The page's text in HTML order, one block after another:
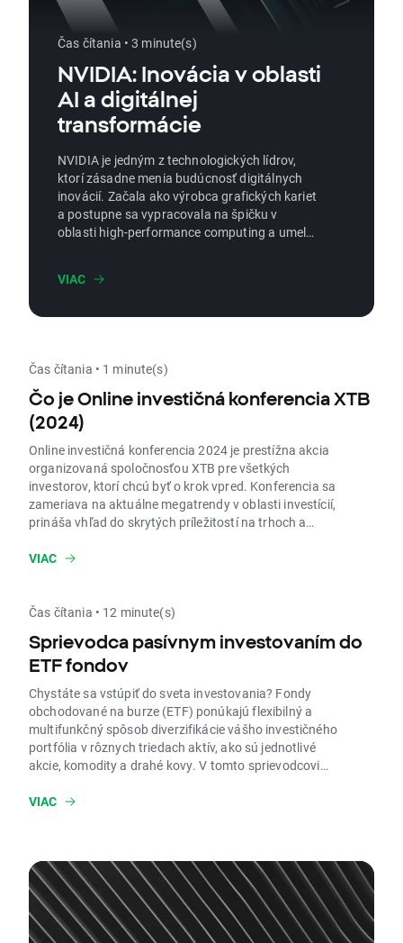
Čas čítania • 3 minute(s)
NVIDIA: Inovácia v oblasti
AI a digitálnej
transformácie
NVIDIA je jedným z technologických lídrov,
ktorí zásadne menia budúcnosť digitálnych
inovácií. Začala ako výrobca grafických kariet
a postupne sa vypracovala na špičku v
oblasti high-performance computing a umelej
herný priemysel až po autonómne riadenie a
kľúčových inovácií NVIDIA a ukazuje, ako
VIAC
Čas čítania • 1 minute(s)
Čo je Online investičná konferencia XTB
(2024)
Online investičná konferencia 2024 je prestížna akcia
organizovaná spoločnosťou XTB pre všetkých
investorov, ktorí chcú byť o krok vpred. Konferencia sa
zameriava na aktuálne megatrendy v oblasti investícií,
prináša vhľad do skrytých príležitostí na trhoch a
zmenám, ktoré formujú súčasné aj budúce investičné
VIAC
Čas čítania • 12 minute(s)
Sprievodca pasívnym investovaním do
ETF fondov
Chystáte sa vstúpiť do sveta investovania? Fondy
obchodované na burze (ETF) ponúkajú flexibilný a
multifunkčný spôsob diverzifikácie vášho investičného
portfólia v rôznych triedach aktív, ako sú jednotlivé
akcie, komodity a drahé kovy. V tomto sprievodcovi
predstavujú, aby ste si mohli vybrať tie správne pre
VIAC